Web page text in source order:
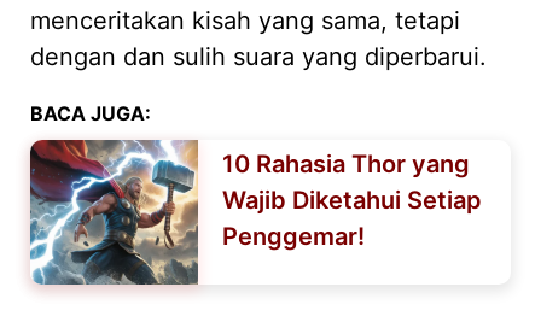
menceritakan kisah yang sama, tetapi
dengan dan sulih suara yang diperbarui.
BACA JUGA:
10 Rahasia Thor yang
Wajib Diketahui Setiap
Penggemar!